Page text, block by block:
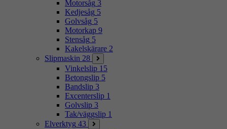
Motorsåg 3
Kedjesåg 5
Golvsåg 5
Motorkap 9
Stensåg 5
Kakelskärare 2
Slipmaskin 28
Vinkelslip 15
Betongslip 5
Bandslip 3
Excenterslip 1
Golvslip 3
Tak/väggslip 1
Elverktyg 43